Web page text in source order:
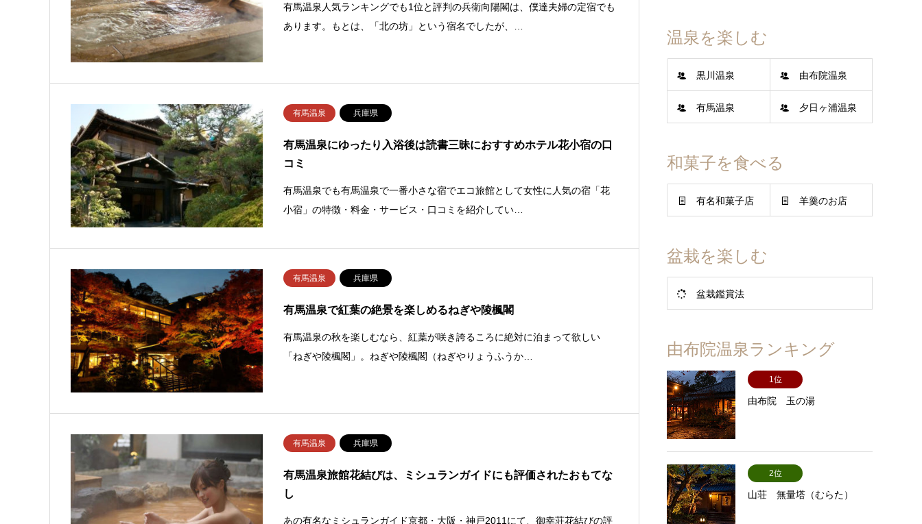
有馬温泉人気ランキングでも1位と評判の兵衛向陽閣は、僕達夫婦の定宿でも
あります。もとは、「北の坊」という宿名でしたが、…
有馬温泉 兵庫県
有馬温泉にゆったり入浴後は読書三昧におすすめホテル花小宿の口
コミ
有馬温泉でも有馬温泉で一番小さな宿でエコ旅館として女性に人気の宿「花
小宿」の特徴・料金・サービス・口コミを紹介してい…
有馬温泉 兵庫県
有馬温泉で紅葉の絶景を楽しめるねぎや陵楓閣
有馬温泉の秋を楽しむなら、紅葉が咲き誇るころに絶対に泊まって欲しい
「ねぎや陵楓閣」。ねぎや陵楓閣（ねぎやりょうふうか…
有馬温泉 兵庫県
有馬温泉旅館花結びは、ミシュランガイドにも評価されたおもてな
し
あの有名なミシュランガイド京都・大阪・神戸2011にて、御幸荘花結びの評
温泉を楽しむ
黒川温泉 由布院温泉
有馬温泉 夕日ヶ浦温泉
和菓子を食べる
有名和菓子店 羊羹のお店
盆栽を楽しむ
盆栽鑑賞法
由布院温泉ランキング
1位
由布院 玉の湯
2位
山荘 無量塔（むらた）